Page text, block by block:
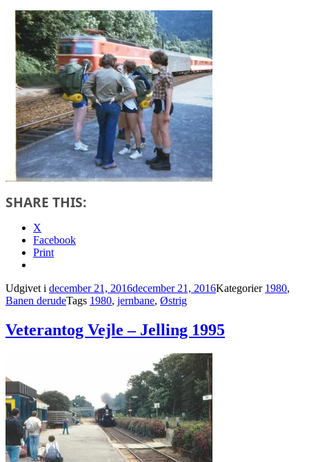
SHARE THIS:
X
Facebook
Print
Udgivet i december 21, 2016december 21, 2016Kategorier 1980,
Banen derudeTags 1980, jernbane, Østrig
Veterantog Vejle – Jelling 1995